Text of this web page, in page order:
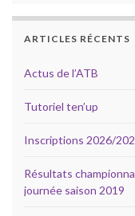
ARTICLES RÉCENTS
Actus de l’ATB
Tutoriel ten’up
Inscriptions 2026/
Résultats
journée saison 2019